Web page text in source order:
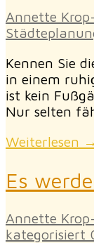
Annette
Kennen Sie
in einem
ist kein
Nur selten
Weiterlesen →
Es
Annette
kategorisiert